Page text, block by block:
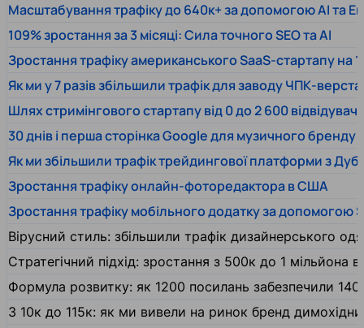
Масштабування трафіку до 640к+ за допомогою AI та
109% зростання за 3 місяці: Сила точного SEO та AI
Зростання трафіку американського SaaS-стартапу на
Як ми у 7 разів збільшили трафік для заводу ЧПК-
Шлях стримінгового стартапу від 0 до 2 600
30 днів і перша сторінка Google для музичного бренду
Як ми збільшили трафік трейдингової платформи з
Зростання трафіку онлайн-фоторедактора в США
Зростання трафіку мобільного додатку за допомогою
Вірусний стиль: збільшили трафік дизайнерського
Стратегічний підхід: зростання з 500к до 1 мільйона
Формула розвитку: як 1200 посилань забезпечили
З 10к до 115к: як ми вивели на ринок бренд